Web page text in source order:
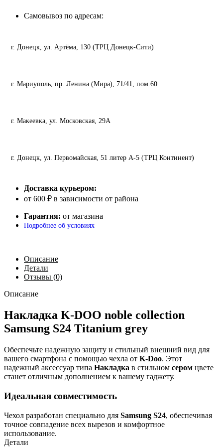
Самовывоз по адресам:
г. Донецк, ул. Артёма, 130 (ТРЦ Донецк-Сити)
г. Мариуполь, пр. Ленина (Мира), 71/41, пом.60
г. Макеевка, ул. Московская, 29А
г. Донецк, ул. Первомайская, 51 литер А-5 (ТРЦ Континент)
Доставка курьером:
от 600 ₽ в зависимости от района
Гарантия: от магазина
Подробнее об условиях
Описание
Детали
Отзывы (0)
Описание
Накладка K-DOO noble collection
Samsung S24 Titanium grey
Обеспечьте надежную защиту и стильный внешний вид для
вашего смартфона с помощью чехла от K-Doo. Этот
надежный аксессуар типа Накладка в стильном сером цвете
станет отличным дополнением к вашему гаджету.
Идеальная совместимость
Чехол разработан специально для Samsung S24, обеспечивая
точное совпадение всех вырезов и комфортное
использование.
Детали